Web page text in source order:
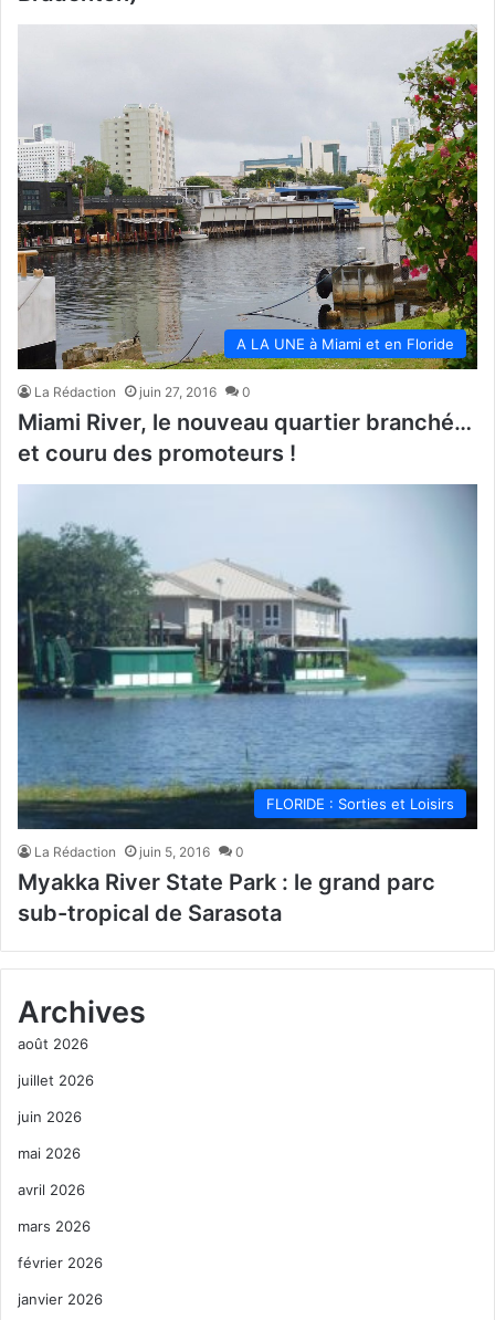
A LA UNE à Miami et en Floride
La Rédaction juin 27, 2016 0
Miami River, le nouveau quartier branché…
et couru des promoteurs !
FLORIDE : Sorties et Loisirs
La Rédaction juin 5, 2016 0
Myakka River State Park : le grand parc
sub-tropical de Sarasota
Archives
août 2026
juillet 2026
juin 2026
mai 2026
avril 2026
mars 2026
février 2026
janvier 2026